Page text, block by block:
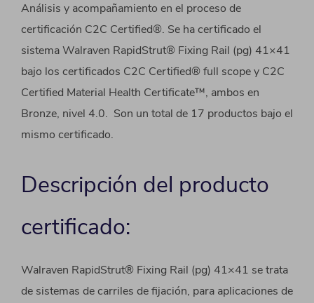
Análisis y acompañamiento en el proceso de
certificación C2C Certified®. Se ha certificado el
sistemaWalraven RapidStrut® Fixing Rail (pg) 41×41
bajo los certificados C2C Certified® full scope y C2C
Certified Material Health Certificate™, ambos en
Bronze, nivel 4.0. Son un total de 17 productos bajo el
mismo certificado.
Descripción del producto
certificado:
Walraven RapidStrut® Fixing Rail (pg) 41×41 se trata
de sistemas de carriles de fijación, para aplicaciones de